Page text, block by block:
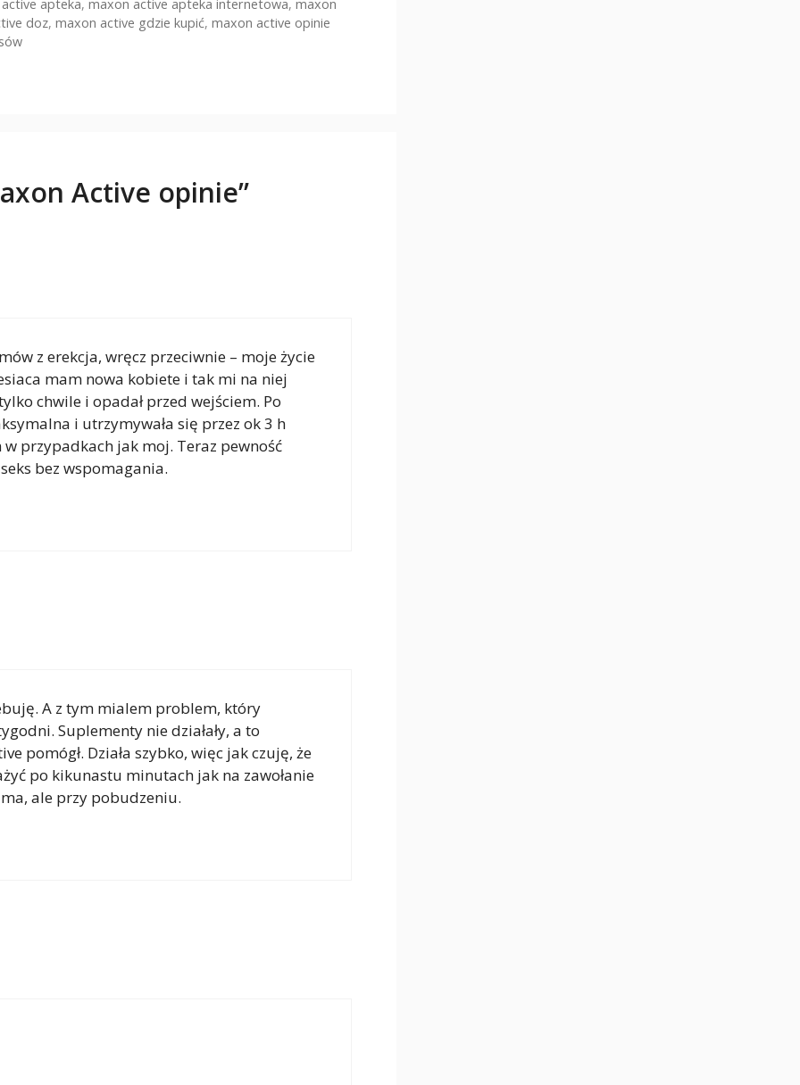
apteka,maxon active apteka internetowa,maxon
doz, maxon active gdzie kupić, maxon active opinie
Active opinie”
z erekcja, wręcz przeciwnie – moje życie
mam nowa kobiete i tak mi na niej
chwile i opadał przed wejściem. Po
i utrzymywała się przez ok 3 h
przypadkach jak moj. Teraz pewność
bez wspomagania.
A z tym mialem problem, który
Suplementy nie działały, a to
pomógł. Działa szybko, więc jak czuję, że
po kikunastu minutach jak na zawołanie
ale przy pobudzeniu.